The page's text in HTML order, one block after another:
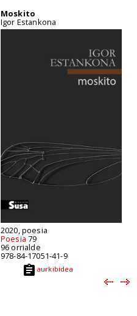
Moskito
Igor Estankona
2020, poesia
Poesia 79
96 orrialde
978-84-17051-41-9
aurkibidea